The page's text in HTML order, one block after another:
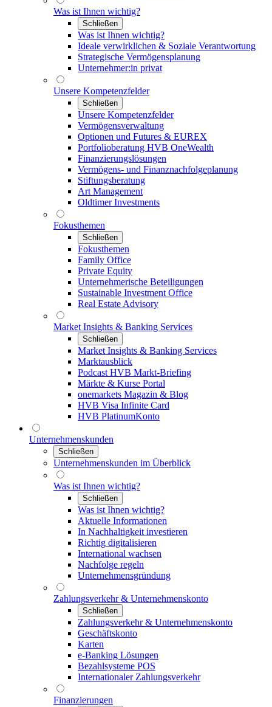
Was ist Ihnen wichtig?
Schließen
Was ist Ihnen wichtig?
Ideale verwirklichen & Soziale Verantwortung
Strategische Vermögensplanung
Unternehmer:in privat
Unsere Kompetenzfelder
Schließen
Unsere Kompetenzfelder
Vermögensverwaltung
Optionen und Futures & EUREX
Portfolioberatung HVB OneWealth
Finanzierungslösungen
Vermögens- und Finanznachfolgeplanung
Stiftungsberatung
Art Management
Oldtimer Investments
Fokusthemen
Schließen
Fokusthemen
Family Office
Private Equity
Unternehmerische Beteiligungen
Sustainable Investment Office
Real Estate Advisory
Market Insights & Banking Services
Schließen
Market Insights & Banking Services
Marktausblick
Podcast HVB Markt-Briefing
Märkte & Kurse Portal
onemarkets Magazin & Blog
HVB Visa Infinite Card
HVB PlatinumKonto
Unternehmenskunden
Schließen
Unternehmenskunden im Überblick
Was ist Ihnen wichtig?
Schließen
Was ist Ihnen wichtig?
Aktuelle Informationen
In Nachhaltigkeit investieren
Richtig digitalisieren
International wachsen
Nachfolge regeln
Unternehmensgründung
Zahlungsverkehr & Unternehmenskonto
Schließen
Zahlungsverkehr & Unternehmenskonto
Geschäftskonto
Karten
e-Banking Lösungen
Bezahlsysteme POS
Internationaler Zahlungsverkehr
Finanzierungen